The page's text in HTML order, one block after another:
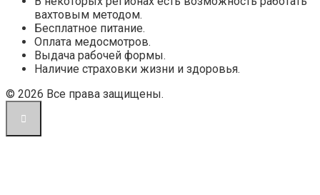
вахтовым методом.
Бесплатное питание.
Оплата медосмотров.
Выдача рабочей формы.
Наличие страховки жизни и здоровья.
© 2026 Все права защищены.